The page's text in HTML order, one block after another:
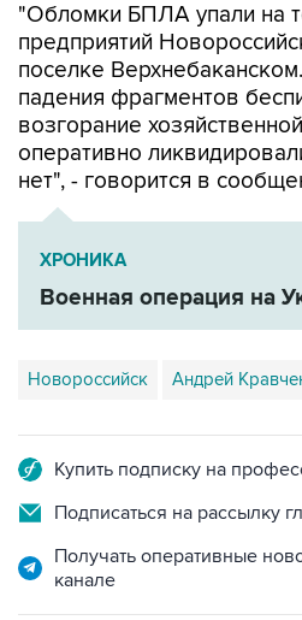
"Обломки БПЛА упали на
предприятий
поселке
падения фрагментов
возгорание
оперативно
нет", - говорится в
ХРОНИКА
Военная операция на
Новороссийск Андрей
Купить подписку на
Подписаться на рассылку
Получать оперативные
канале